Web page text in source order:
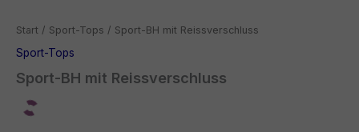
Start / Sport-Tops / Sport-BH mit Reissverschluss
Sport-Tops
Sport-BH mit Reissverschluss